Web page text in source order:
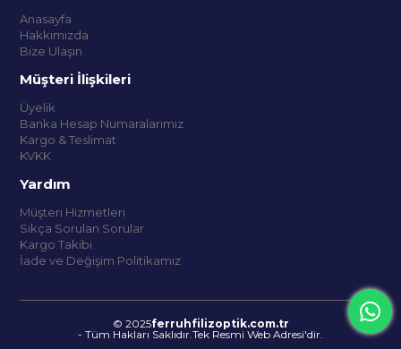
Anasayfa
Hakkımızda
Bize Ulaşın
Müşteri İlişkileri
Üyelik
Banka Hesap Numaralarımız
Kargo & Teslimat
KVKK
Yardım
Müşteri Hizmetleri
Sıkça Sorulan Sorular
Kargo Takibi
İade ve Değişim Politikamız
© 2025ferruhfilizoptik.com.tr
- Tüm Hakları Saklıdır.Tek Resmi Web Adresi'dir.